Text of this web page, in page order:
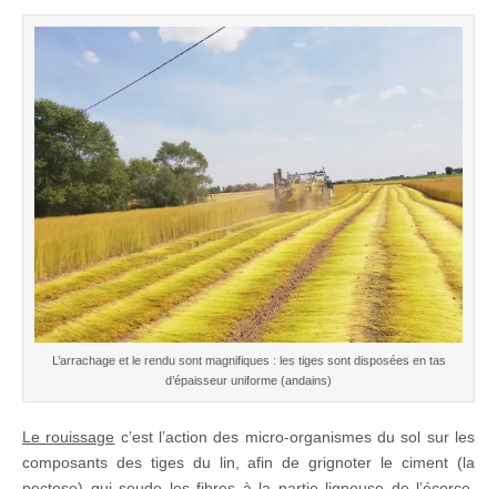
L’arrachage et le rendu sont magnifiques : les tiges sont disposées en tas
d’épaisseur uniforme (andains)
Le rouissage c’est l’action des micro-organismes du sol sur les
composants des tiges du lin, afin de grignoter le ciment (la